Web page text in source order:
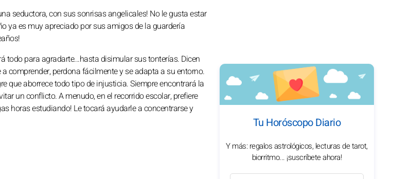
seductora, con sus sonrisas angelicales! No le gusta estar
ya es muy apreciado por sus amigos de la guardería
todo para agradarte...hasta disimular sus tonterías. Dicen
comprender, perdona fácilmente y se adapta a su entorno.
que aborrece todo tipo de injusticia. Siempre encontrará la
un conflicto. A menudo, en el recorrido escolar, prefiere
horas estudiando! Le tocará ayudarle a concentrarse y
Tu Horóscopo Diario
Y más: regalos astrológicos, lecturas de tarot,
biorritmo... ¡suscríbete ahora!